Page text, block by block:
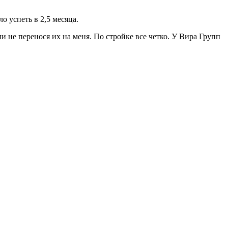
успеть в 2,5 месяца.
не перенося их на меня. По стройке все четко. У Вира Групп